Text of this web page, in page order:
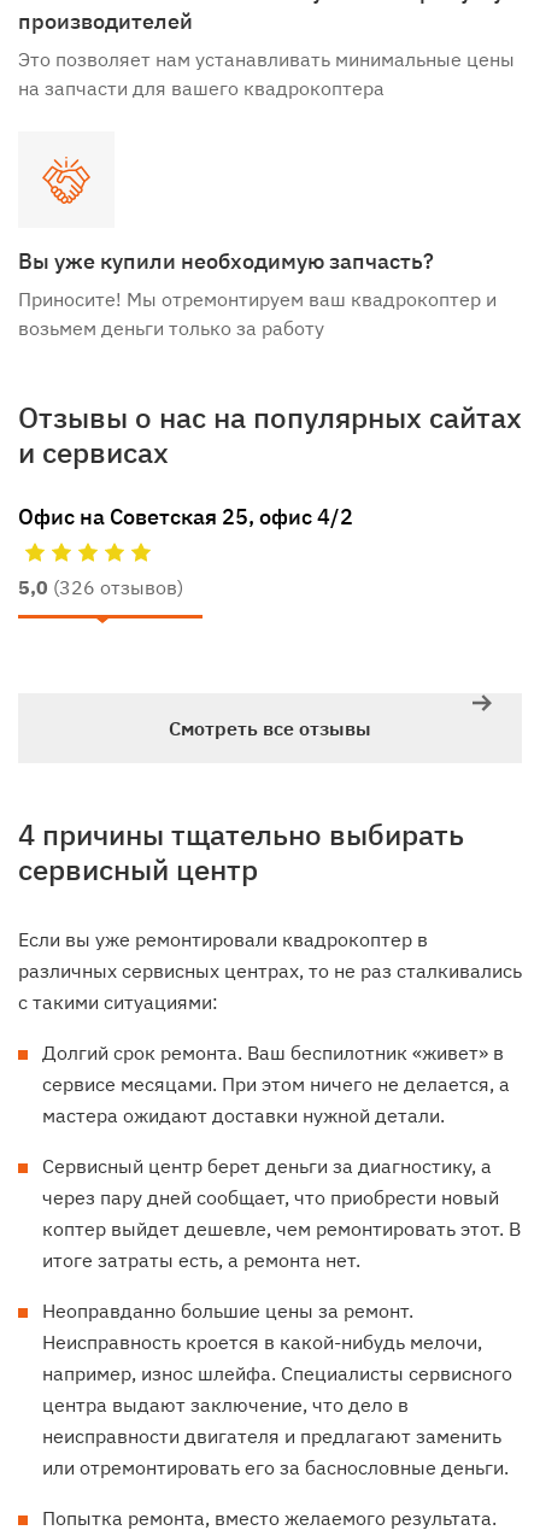
производителей
Это позволяет нам устанавливать минимальные цены
на запчасти для вашего квадрокоптера
Вы уже купили необходимую запчасть?
Приносите! Мы отремонтируем ваш квадрокоптер и
возьмем деньги только за работу
Отзывы о нас на популярных сайтах
и сервисах
Офис на Советская 25, офис 4/2
5,0 (326 отзывов)
Смотреть все отзывы
4 причины тщательно выбирать
сервисный центр
Если вы уже ремонтировали квадрокоптер в
различных сервисных центрах, то не раз сталкивались
с такими ситуациями:
Долгий срок ремонта. Ваш беспилотник «живет» в
сервисе месяцами. При этом ничего не делается, а
мастера ожидают доставки нужной детали.
Сервисный центр берет деньги за диагностику, а
через пару дней сообщает, что приобрести новый
коптер выйдет дешевле, чем ремонтировать этот. В
итоге затраты есть, а ремонта нет.
Неоправданно большие цены за ремонт.
Неисправность кроется в какой-нибудь мелочи,
например, износ шлейфа. Специалисты сервисного
центра выдают заключение, что дело в
неисправности двигателя и предлагают заменить
или отремонтировать его за баснословные деньги.
Попытка ремонта, вместо желаемого результата.